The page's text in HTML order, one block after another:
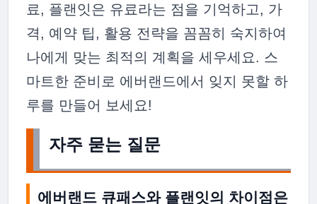
료, 플랜잇은 유료라는 점을 기억하고, 가
격, 예약 팁, 활용 전략을 꼼꼼히 숙지하여
나에게 맞는 최적의 계획을 세우세요. 스
마트한 준비로 에버랜드에서 잊지 못할 하
루를 만들어 보세요!
자주 묻는 질문
에버랜드 큐패스와 플랜잇의 차이점은